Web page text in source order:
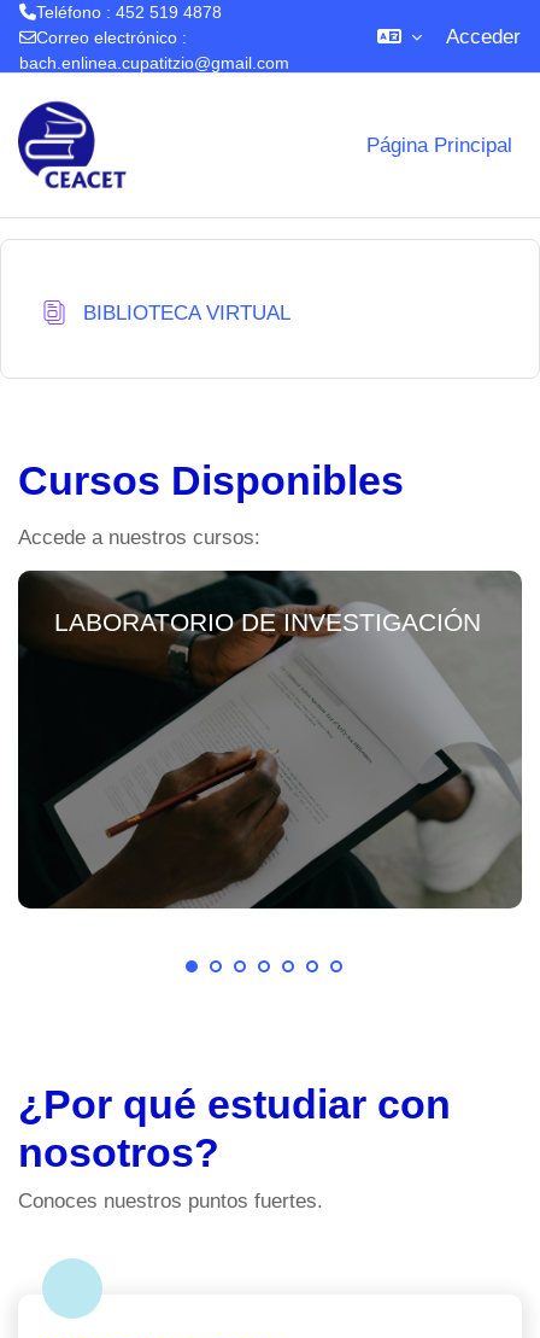
Teléfono : 452 519 4878
Correo electrónico :
bach.enlinea.cupatitzio@gmail.com
Acceder
Página Principal
BIBLIOTECA VIRTUAL
Cursos Disponibles
Accede a nuestros cursos:
LABORATORIO DE INVESTIGACIÓN
¿Por qué estudiar con
nosotros?
Conoces nuestros puntos fuertes.